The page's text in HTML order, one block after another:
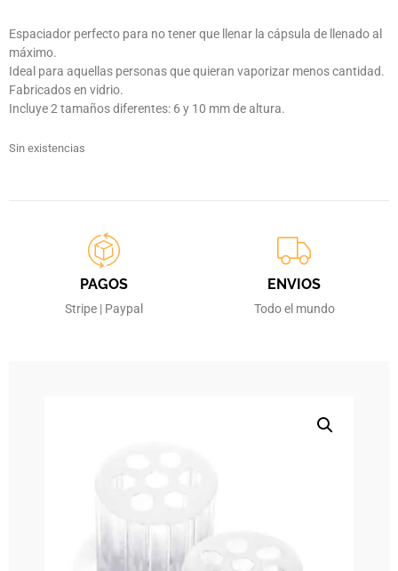
Espaciador perfecto para no tener que llenar la cápsula de llenado al
máximo.
Ideal para aquellas personas que quieran vaporizar menos cantidad.
Fabricados en vidrio.
Incluye 2 tamaños diferentes: 6 y 10 mm de altura.
Sin existencias
PAGOS
Stripe | Paypal
ENVIOS
Todo el mundo